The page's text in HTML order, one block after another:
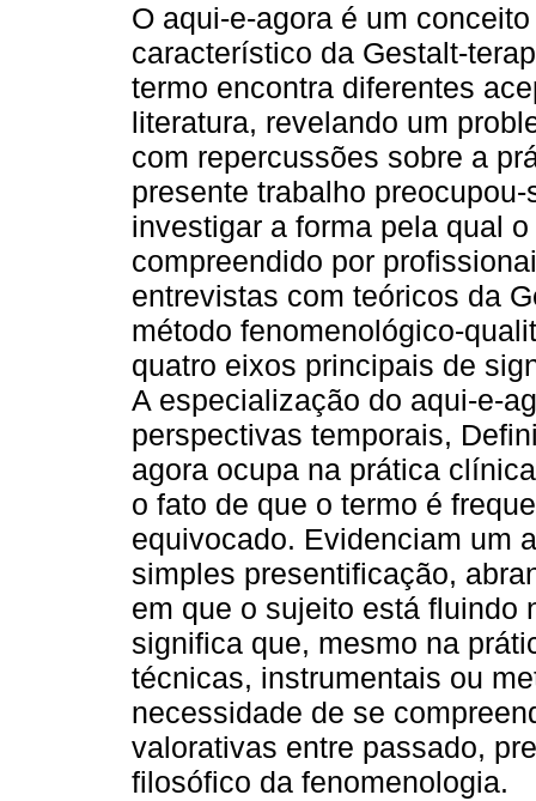
O aqui-e-agora é um
característico da Gestalt-
termo encontra diferentes
literatura, revelando um
com repercussões sobre a
presente trabalho preocupou-
investigar a forma pela qual
compreendido por
entrevistas com teóricos da
método fenomenológico-
quatro eixos principais de
A especialização do aqui-e-
perspectivas temporais,
agora ocupa na prática
o fato de que o termo é
equivocado. Evidenciam um
simples presentificação,
em que o sujeito está fluindo
significa que, mesmo na
técnicas, instrumentais ou
necessidade de se
valorativas entre passado,
filosófico da fenomenologia.